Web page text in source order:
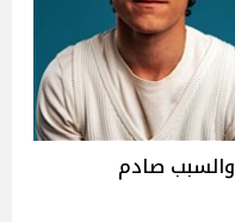
صادم